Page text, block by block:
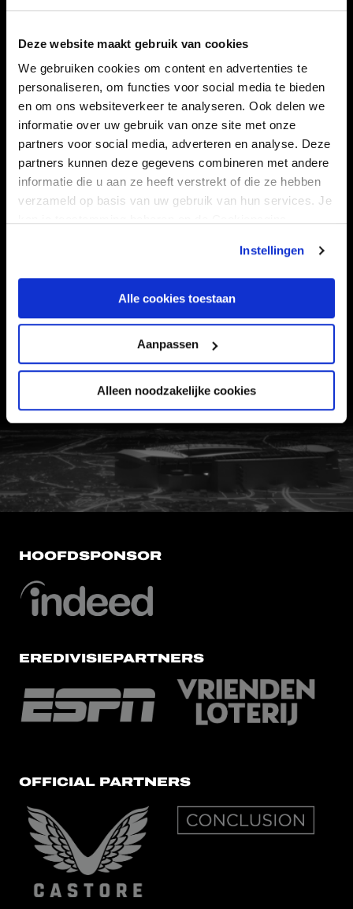
Deze website maakt gebruik van cookies
We gebruiken cookies om content en advertenties te
personaliseren, om functies voor social media te bieden
en om ons websiteverkeer te analyseren. Ook delen we
informatie over uw gebruik van onze site met onze
partners voor social media, adverteren en analyse. Deze
partners kunnen deze gegevens combineren met andere
informatie die u aan ze heeft verstrekt of die ze hebben
verzameld op basis van uw gebruik van hun services. Je
Instellingen
Alle cookies toestaan
Aanpassen
Alleen noodzakelijke cookies
Navigeer naar
CLUB
TEAMS
STADION
SUPPORTERS
FOUNDATION
KAARTVERKOOP
BUSINESS
Informatie
WERKEN BIJ
VERTROUWENSPERSOON
FC Utrecht<br>vanuit<br>het
HOOFDSPONSOR
EREDIVISIEPARTNERS
OFFICIAL PARTNERS